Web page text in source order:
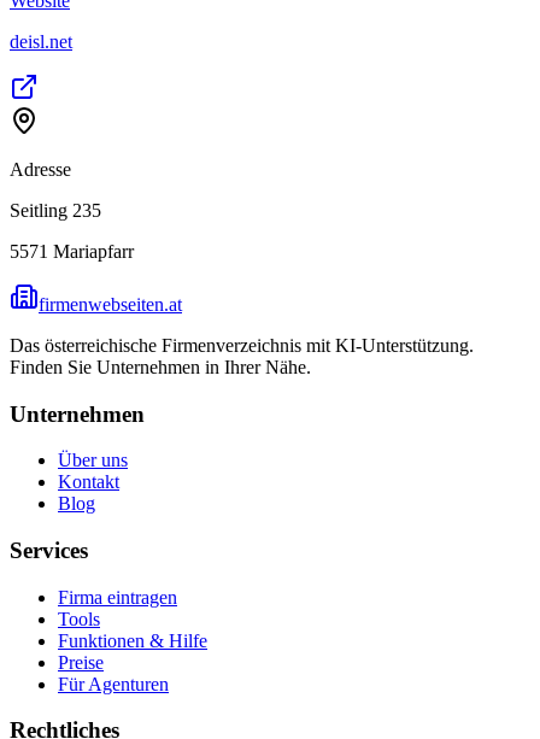
deisl.net
Adresse
Seitling 235
5571 Mariapfarr
firmenwebseiten.at
Das österreichische Firmenverzeichnis mit KI-Unterstützung.
Finden Sie Unternehmen in Ihrer Nähe.
Unternehmen
Über uns
Kontakt
Blog
Services
Firma eintragen
Tools
Funktionen & Hilfe
Preise
Für Agenturen
Rechtliches